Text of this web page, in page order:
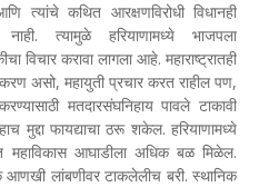
त्यांचे कथित आरक्षणविरोधी विधानही
त्यामुळे हरियाणामध्ये भाजपला
विचार करावा लागला आहे. महाराष्ट्रातही
असो, महायुती प्रचार करत राहील पण,
मतदारसंघनिहाय पावले टाकावी
मुद्दा फायद्याचा ठरू शकेल. हरियाणामध्ये
महाविकास आघाडीला अधिक बळ मिळेल.
आणखी लांबणीवर टाकलेलीच बरी. स्थानिक